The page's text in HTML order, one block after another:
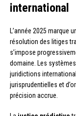
international
L’année 2025 marque
résolution des litiges
s’impose
domaine. Les
juridictions
jurisprudentielles et
précision accrue.